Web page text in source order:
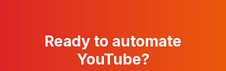
Ready to automate
YouTube?